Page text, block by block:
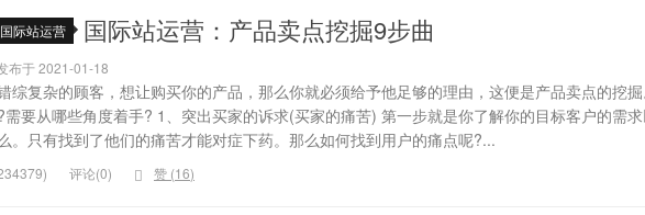
际站运营 国际站运营：产品卖点挖掘9步曲
布于 2021-01-18
综复杂的顾客，想让购买你的产品，那么你就必须给予他足够的理由，这便是产品卖点的挖
需要从哪些角度着手? 1、突出买家的诉求(买家的痛苦) 第一步就是你了解你的目标客户的需
。只有找到了他们的痛苦才能对症下药。那么如何找到用户的痛点呢?...
评论(0) 赞 (16)